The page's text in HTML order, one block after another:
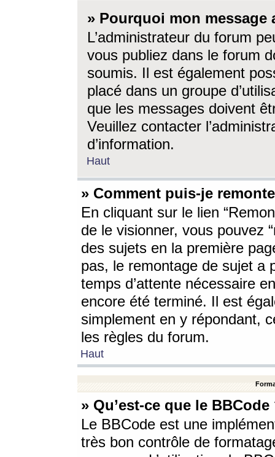
» Pourquoi mon message
L’administrateur du forum
vous publiez dans le forum
soumis. Il est également
placé dans un groupe
que les messages doivent
Veuillez contacter
d’information.
Haut
» Comment puis-je
En cliquant sur le lien
de le visionner, vous pouvez
des sujets en la première
pas, le remontage de sujet a
temps d’attente nécessaire
encore été terminé. Il est
simplement en y répondant,
les règles du forum.
Haut
» Qu’est-ce que le BBCode
Le BBCode est une
très bon contrôle de